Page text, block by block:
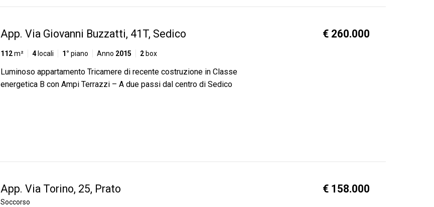
App. Via Giovanni Buzzatti, 41T, Sedico
112m² 4locali 1° piano Anno 2015 2 box
€ 260.000
Luminoso appartamento Tricamere di recente costruzione in Classe
energetica B con Ampi Terrazzi – A due passi dal centro di Sedico
App. Via Torino, 25, Prato
Soccorso
€ 158.000